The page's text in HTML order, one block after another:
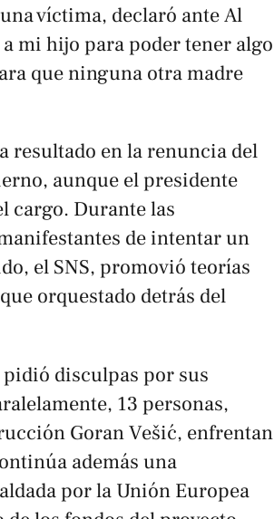
víctima, declaró anteAl
mi hijo para poder tener algo
que ninguna otra madre
resultado en la renuncia del
aunque el presidente
cargo. Durante las
de intentar un
el SNS , promovió teorías
orquestado detrás del
disculpas por sus
13 personas,
Goran Vešić, enfrentan
además una
por la Unión Europea